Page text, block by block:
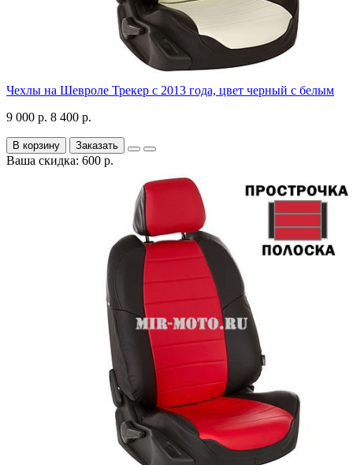
Чехлы на Шевроле Трекер с 2013 года, цвет черный с белым
9 000 р. 8 400 р.
В корзину Заказать
Ваша скидка: 600 р.